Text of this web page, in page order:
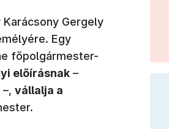
Karácsony Gergely
Egy
főpolgármester-
előírásnak –
vállalja a